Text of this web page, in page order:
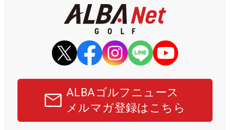
ALBAゴルフニュース
メルマガ登録はこちら